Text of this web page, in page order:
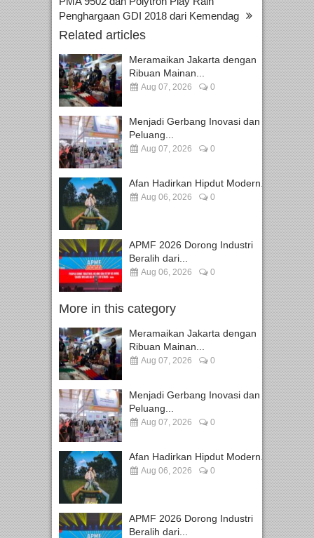
Penghargaan GDI 2018 dari Kemendag
Related articles
Meramaikan Jakarta dengan
Ribuan Mainan...
Aug 07, 2026 0
Menjadi Gerbang Inovasi dan
Peluang...
Aug 07, 2026 0
Afan Hadirkan Hipdut Modern...
Aug 06, 2026 0
APMF 2026 Dorong Industri
Beralih dari...
Aug 06, 2026 0
More in this category
Meramaikan Jakarta dengan
Ribuan Mainan...
Aug 07, 2026 0
Menjadi Gerbang Inovasi dan
Peluang...
Aug 07, 2026 0
Afan Hadirkan Hipdut Modern...
Aug 06, 2026 0
APMF 2026 Dorong Industri
Beralih dari...